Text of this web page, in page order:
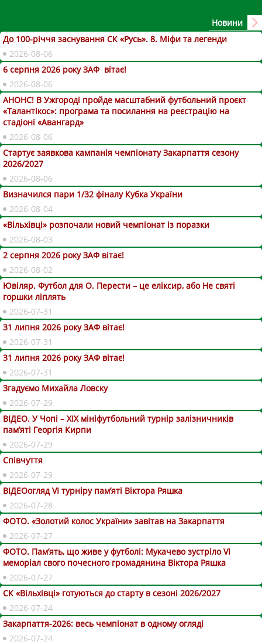
Новини
До 100-річчя заснування СК «Русь». 8. Міфи та легенди
2026-08-06
6 серпня 2026 року ЗАФ вітає!
2026-08-06
АНОНС! В Ужгороді пройде масштабний футбольний проєкт
«Талантікос»: програма та посилання на реєстрацію на
стадіоні «Авангард»
2026-08-06
Стартує заявкова кампанія чемпіонату Закарпаття сезону
2026/2027
2026-08-06
Визначился пари 1/32 фіналу Кубка України
2026-08-04
«Вільхівці» розпочали новий чемпіонат із поразки
2026-08-03
2 серпня 2026 року ЗАФ вітає!
2026-08-02
Ювіляр. Футбол для О. Перести – це еліксир, або Не святі
горшки ліплять
2026-07-31
31 липня 2026 року ЗАФ вітає!
2026-07-31
31 липня 2026 року ЗАФ вітає!
2026-07-31
Згадуємо Михайла Ловску
2026-07-29
ВІДЕО. У Чопі – ХІХ мініфутбольний турнір залізничників
пам’яті Георгія Кирпи
2026-07-29
Співчуття
2026-07-29
ВІДЕОогляд VІ турніру пам’яті Віктора Ряшка
2026-07-28
ФОТО. «Золотий колос України» завітав на Закарпаття
2026-07-27
ФОТО. Пам’ять, що живе у футболі: Мукачево зустріло VI
меморіал свого почесного громадянина Віктора Ряшка
2026-07-27
СК «Вільхівці» готуються до старту в сезоні 2026/2027
2026-07-24
Закарпаття-2026: весь чемпіонат в одному огляді
2026-07-24